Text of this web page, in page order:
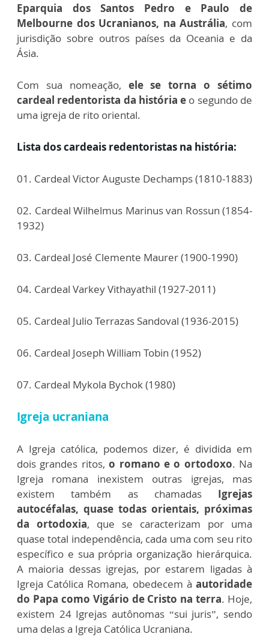
Eparquia dos Santos Pedro e Paulo de
Melbourne dos Ucranianos, na Austrália, com
jurisdição sobre outros países da Oceania e da
Ásia.
Com sua nomeação, ele se torna o sétimo
cardeal redentorista da história e o segundo de
uma igreja de rito oriental.
Lista dos cardeais redentoristas na história:
01. Cardeal Victor Auguste Dechamps (1810-1883)
02. Cardeal Wilhelmus Marinus van Rossun (1854-
1932)
03. Cardeal José Clemente Maurer (1900-1990)
04. Cardeal Varkey Vithayathil (1927-2011)
05. Cardeal Julio Terrazas Sandoval (1936-2015)
06. Cardeal Joseph William Tobin (1952)
07. Cardeal Mykola Bychok (1980)
Igreja ucraniana
A Igreja católica, podemos dizer, é dividida em
dois grandes ritos,o romano e o ortodoxo. Na
Igreja romana inexistem outras igrejas, mas
existem também as chamadas Igrejas
autocéfalas, quase todas orientais, próximas
da ortodoxia, que se caracterizam por uma
quase total independência, cada uma com seu rito
específico e sua própria organização hierárquica.
A maioria dessas igrejas, por estarem ligadas à
Igreja Católica Romana, obedecem à autoridade
do Papa como Vigário de Cristo na terra. Hoje,
existem 24 Igrejas autônomas “sui juris”, sendo
uma delas a Igreja Católica Ucraniana.